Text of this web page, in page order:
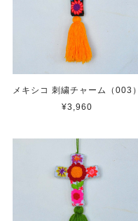
メキシコ 刺繍チャーム（003）
¥3,960